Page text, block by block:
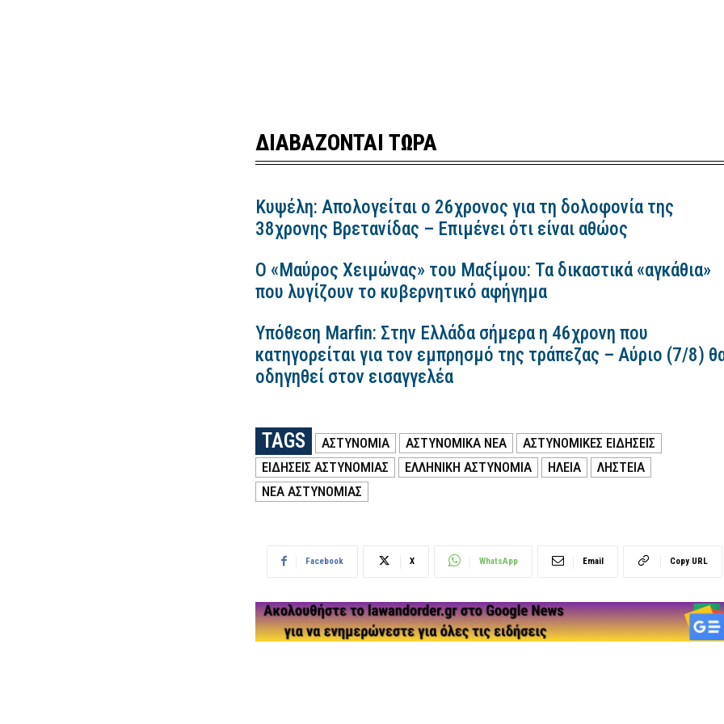
ΔΙΑΒΑΖΟΝΤΑΙ ΤΩΡΑ
Κυψέλη: Απολογείται ο 26χρονος για τη δολοφονία της
38χρονης Βρετανίδας – Επιμένει ότι είναι αθώος
Ο «Μαύρος Χειμώνας» του Μαξίμου: Τα δικαστικά «αγκάθια»
που λυγίζουν το κυβερνητικό αφήγημα
Υπόθεση Marfin: Στην Ελλάδα σήμερα η 46χρονη που
κατηγορείται για τον εμπρησμό της τράπεζας – Αύριο (7/8)
οδηγηθεί στον εισαγγελέα
TAGS ΑΣΤΥΝΟΜΙΑ ΑΣΤΥΝΟΜΙΚΑ ΝΕΑ
ΑΣΤΥΝΟΜΙΚΕΣ ΕΙΔΗΣΕΙΣ
ΕΙΔΗΣΕΙΣ ΑΣΤΥΝΟΜΙΑΣ
ΕΛΛΗΝΙΚΗ ΑΣΤΥΝΟΜΙΑ ΗΛΕΙΑ
ΛΗΣΤΕΙΑ
ΝΕΑ ΑΣΤΥΝΟΜΙΑΣ
Facebook X WhatsApp Email Copy URL